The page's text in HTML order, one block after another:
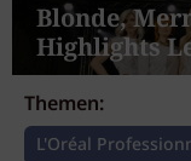
Blonde,
Highlights
Themen:
L'Oréal